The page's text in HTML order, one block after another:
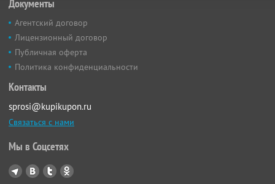
Документы
Агентский договор
Лицензионный договор
Публичная оферта
Политика конфиденциальности
Контакты
sprosi@kupikupon.ru
Связаться с нами
Мы в Соцсетях